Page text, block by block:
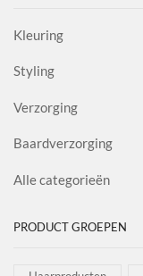
Kleuring
Styling
Verzorging
Baardverzorging
Alle categorieën
PRODUCT GROEPEN